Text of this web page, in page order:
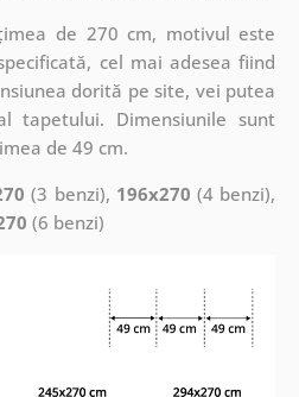
de 270 cm, motivul este
cel mai adesea fiind
dorită pe site, vei putea
tapetului. Dimensiunile sunt
de 49 cm.
(3 benzi), 196x270 (4 benzi),
(6 benzi)